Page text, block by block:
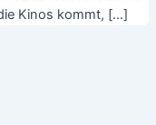
Kinos kommt, […]